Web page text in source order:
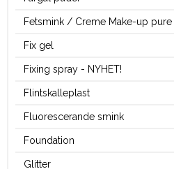
Fetsmink / Creme Make-up pure
Fix gel
Fixing spray - NYHET!
Flintskalleplast
Fluorescerande smink
Foundation
Glitter